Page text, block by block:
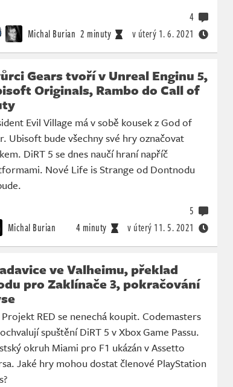
Michal Burian 2 minuty v úterý 1. 6. 2021
4
Gears tvoří v Unreal Enginu 5,
Originals, Rambo do Call of
Evil Village má v sobě kousek z God of
Ubisoft bude všechny své hry označovat
DiRT 5 se dnes naučí hraní napříč
Nové Life is Strange od Dontnodu
Michal Burian 4 minuty v úterý 11. 5. 2021
5
ve Valheimu, překlad
pro Zaklínače 3, pokračování
RED se nenechá koupit. Codemasters
spuštění DiRT 5 v Xbox Game Passu.
okruh Miami pro F1 ukázán v Assetto
Jaké hry mohou dostat členové PlayStation